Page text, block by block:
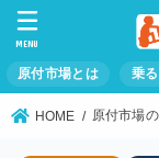
原付市場とは 乗
MENU
HOME 原付市場